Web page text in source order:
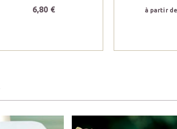
6,80 € à partir de